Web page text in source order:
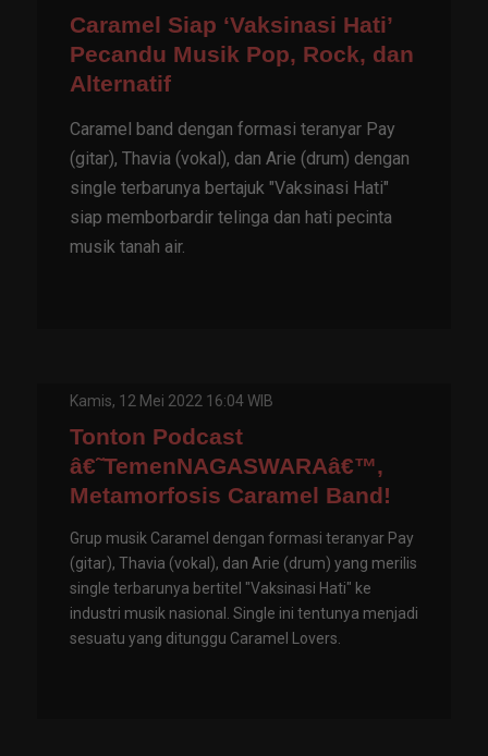
Caramel Siap ‘Vaksinasi Hati’
Pecandu Musik Pop, Rock, dan
Alternatif
Caramel band dengan formasi teranyar Pay
(gitar), Thavia (vokal), dan Arie (drum) dengan
single terbarunya bertajuk "Vaksinasi Hati"
siap memborbardir telinga dan hati pecinta
musik tanah air.
Kamis, 12 Mei 2022 16:04 WIB
Tonton Podcast
â€˜TemenNAGASWARAâ€™,
Metamorfosis Caramel Band!
Grup musik Caramel dengan formasi teranyar Pay
(gitar), Thavia (vokal), dan Arie (drum) yang merilis
single terbarunya bertitel "Vaksinasi Hati" ke
industri musik nasional. Single ini tentunya menjadi
sesuatu yang ditunggu Caramel Lovers.